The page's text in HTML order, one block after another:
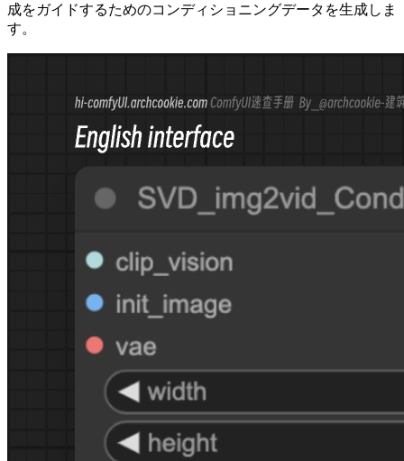
成をガイドするためのコンディショニングデータを生成しま
す。